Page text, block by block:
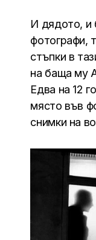
И дядото, и
фотографи,
стъпки в
на баща му
Едва на 12
място във
снимки на